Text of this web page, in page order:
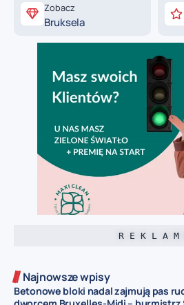
Zobacz
Bruksela
R E K L A M
Najnowsze wpisy
Betonowe bloki nadal zajmują pas